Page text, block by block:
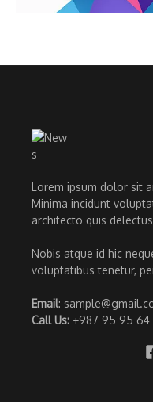
Lorem ipsum dolor sit
Minima incidunt
architecto quis
Nobis atque id hic
voluptatibus tenetur,
Email:
Call Us: +987 95 95 64